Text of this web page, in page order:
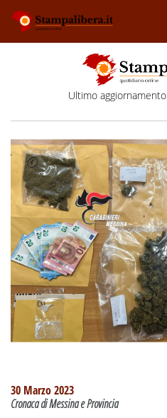
Ultimo aggiornamento
30 Marzo 2023
Cronaca di Messina e Provincia